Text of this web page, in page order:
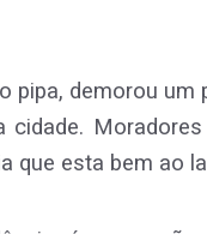
pipa, demorou
que esta bem ao